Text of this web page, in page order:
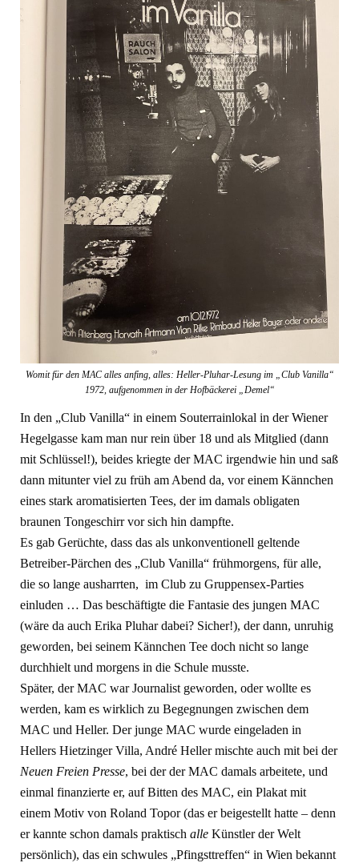
Womit für den MAC alles anfing, alles: Heller-Pluhar-Lesung im „Club Vanilla“
1972, aufgenommen in der Hofbäckerei „Demel“
In den „Club Vanilla“ in einem Souterrainlokal in der Wiener
Hegelgasse kam man nur rein über 18 und als Mitglied (dann
mit Schlüssel!), beides kriegte der MAC irgendwie hin und saß
dann mitunter viel zu früh am Abend da, vor einem Kännchen
eines stark aromatisierten Tees, der im damals obligaten
braunen Tongeschirr vor sich hin dampfte.
Es gab Gerüchte, dass das als unkonventionell geltende
Betreiber-Pärchen des „Club Vanilla“ frühmorgens, für alle,
die so lange ausharrten, im Club zu Gruppensex-Parties
einluden … Das beschäftigte die Fantasie des jungen MAC
(wäre da auch Erika Pluhar dabei? Sicher!), der dann, unruhig
geworden, bei seinem Kännchen Tee doch nicht so lange
durchhielt und morgens in die Schule musste.
Später, der MAC war Journalist geworden, oder wollte es
werden, kam es wirklich zu Begegnungen zwischen dem
MAC und Heller. Der junge MAC wurde eingeladen in
Hellers Hietzinger Villa, André Heller mischte auch mit bei der
Neuen Freien Presse, bei der der MAC damals arbeitete, und
einmal finanzierte er, auf Bitten des MAC, ein Plakat mit
einem Motiv von Roland Topor (das er beigestellt hatte – denn
er kannte schon damals praktischalleKünstler der Welt
persönlich), das ein schwules „Pfingsttreffen“ in Wien bekannt